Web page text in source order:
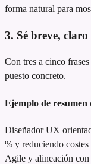
forma natural para
3. Sé breve,
Con tres a cinco
puesto concreto.
Ejemplo de resumen
Diseñador UX
% y reduciendo
Agile y alineación con